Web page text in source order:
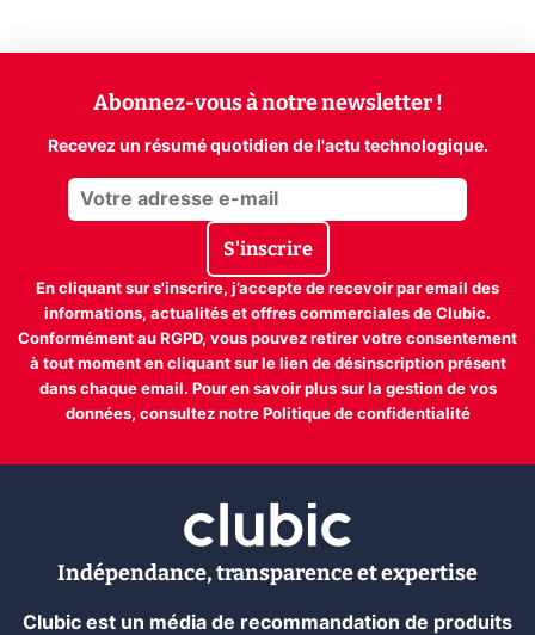
Abonnez-vous à notre newsletter !
Recevez un résumé quotidien de l'actu technologique.
S'inscrire
En cliquant sur s'inscrire, j’accepte de recevoir par email des
informations, actualités et offres commerciales de Clubic.
Conformément au RGPD, vous pouvez retirer votre consentement
à tout moment en cliquant sur le lien de désinscription présent
dans chaque email. Pour en savoir plus sur la gestion de vos
données, consultez notre Politique de confidentialité
Indépendance, transparence et expertise
Clubic est un média de recommandation de produits